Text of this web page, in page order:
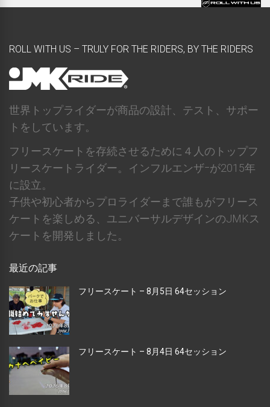
ROLL WITH US – TRULY FOR THE RIDERS, BY THE RIDERS
世界トップライダーが商品の設計、テスト、サポー
トをしています。
フリースケートを存続させるために４人のトップフ
リースケートライダー。インフルエンザｰが2015年
に設立。
子供や初心者からプロライダーまで誰もがフリース
ケートを楽しめる、ユニバーサルデザインのJMKス
ケートを開発しました。
最近の記事
フリースケート – 8月5日 64セッション
フリースケート – 8月4日 64セッション